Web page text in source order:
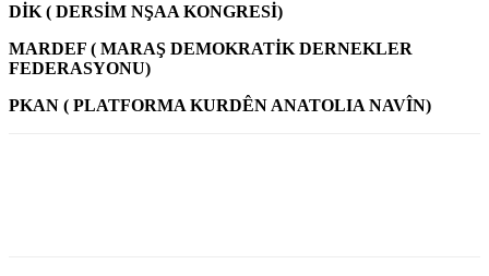
DİK ( DERSİM NŞAA KONGRESİ)
MARDEF ( MARAŞ DEMOKRATİK DERNEKLER
FEDERASYONU)
PKAN ( PLATFORMA KURDÊN ANATOLIA NAVÎN)